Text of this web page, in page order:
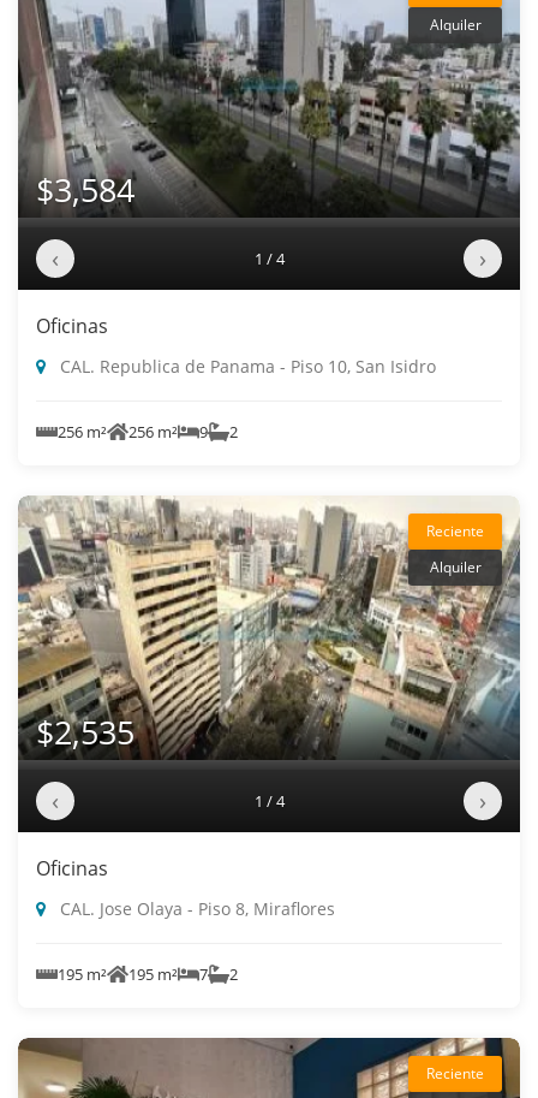
Alquiler
$3,584
‹ 1 / 4 ›
Oficinas
CAL. Republica de Panama - Piso 10, San Isidro
256 m² 256 m² 9 2
Reciente
Alquiler
$2,535
‹ 1 / 4 ›
Oficinas
CAL. Jose Olaya - Piso 8, Miraflores
195 m² 195 m² 7 2
Reciente